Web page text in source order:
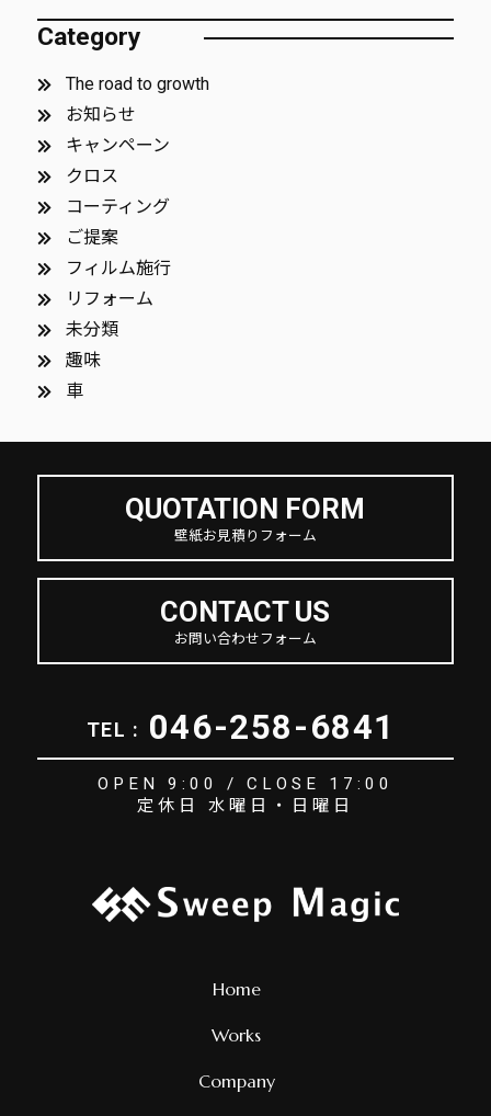
Category
The road to growth
お知らせ
キャンペーン
クロス
コーティング
ご提案
フィルム施行
リフォーム
未分類
趣味
車
QUOTATION FORM
壁紙お見積りフォーム
CONTACT US
お問い合わせフォーム
TEL : 046-258-6841
OPEN 9:00 / CLOSE 17:00
定休日 水曜日・日曜日
Home
Works
Company